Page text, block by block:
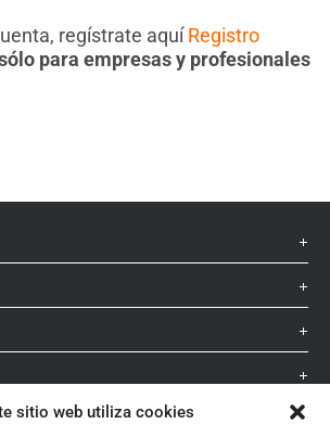
sitio web utiliza cookies
regístrate aquíRegistro
para empresas y profesionales